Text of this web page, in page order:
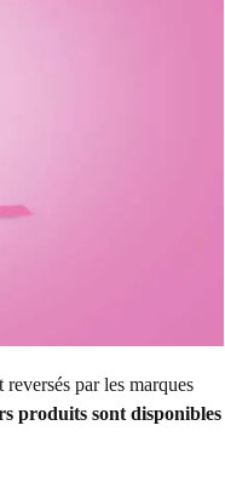
par les marques
produits sont disponibles